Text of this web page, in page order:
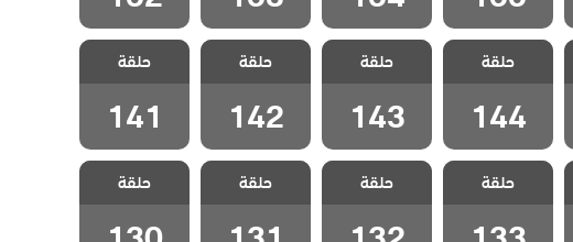
مسلسل شارع
السلام الحلقة
144
حلقة
144
مسلسل شارع
السلام الحلقة
143
حلقة
143
مسلسل شارع
السلام الحلقة
142
حلقة
142
مسلسل شارع
السلام الحلقة
141
حلقة
141
مسلسل شارع
السلام الحلقة
133
حلقة
مسلسل شارع
السلام الحلقة
132
حلقة
مسلسل شارع
السلام الحلقة
131
حلقة
مسلسل شارع
السلام الحلقة
130
حلقة